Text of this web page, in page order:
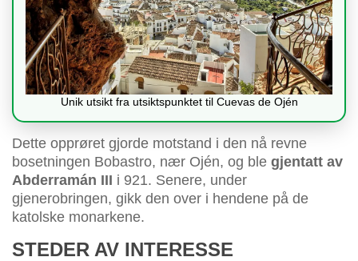
Unik utsikt fra utsiktspunktet til Cuevas de Ojén
Dette opprøret gjorde motstand i den nå revne
bosetningen Bobastro, nær Ojén, og ble gjentatt av
Abderramán III i 921. Senere, under
gjenerobringen, gikk den over i hendene på de
katolske monarkene.
STEDER AV INTERESSE